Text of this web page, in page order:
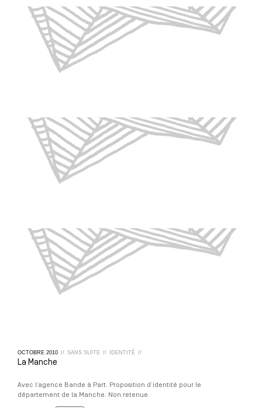
OCTOBRE 2010 // SANS SUITE // IDENTITÉ //
La Manche
Avec l’agence Bande à Part. Proposition d’identité pour le
département de la Manche. Non retenue.